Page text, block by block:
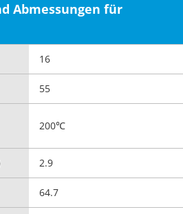
Abmessungen für
16
55
200℃
2.9
64.7